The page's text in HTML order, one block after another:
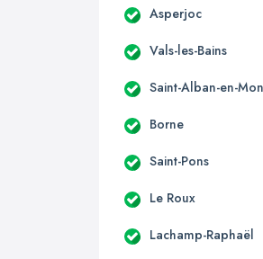
Asperjoc
Vals-les-Bains
Saint-Alban-en-
Borne
Saint-Pons
Le Roux
Lachamp-Raphaël